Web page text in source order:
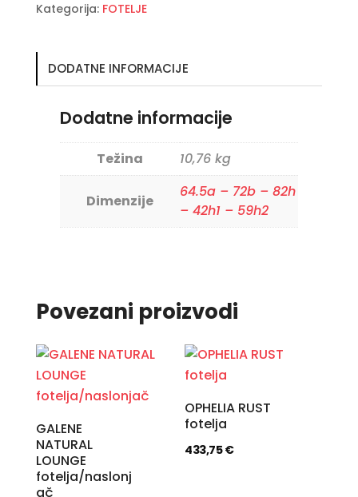
Kategorija: FOTELJE
DODATNE INFORMACIJE
Dodatne informacije
Težina 10,76 kg
Dimenzije
64.5a – 72b – 82h
– 42h1 – 59h2
Povezani proizvodi
GALENE
NATURAL
LOUNGE
fotelja/naslonj
ač
OPHELIA RUST
fotelja
433,75€